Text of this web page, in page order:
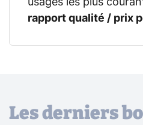
usages les plus
rapport qualité / prix
Les derniers